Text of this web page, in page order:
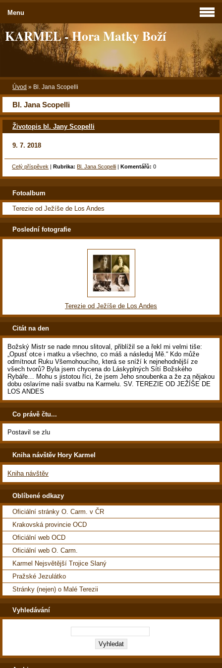
KARMEL - Hora Matky Boží
Úvod » Bl. Jana Scopelli
Bl. Jana Scopelli
Životopis bl. Jany Scopelli
9. 7. 2018
Celý příspěvek |Rubrika: Bl. Jana Scopelli |Komentářů: 0
Menu
Fotoalbum
Terezie od Ježíše de Los Andes
Poslední fotografie
Terezie od Ježíše de Los Andes
Citát na den
Božský Mistr se nade mnou slitoval, přiblížil se a řekl mi velmi tiše:
„Opusť otce i matku a všechno, co máš a následuj Mě.“ Kdo může
odmítnout Ruku Všemohoucího, která se sníží k nejnehodnější ze
všech tvorů? Byla jsem chycena do Láskyplných Sítí Božského
Rybáře… Mohu s jistotou říci, že jsem Jeho snoubenka a že za nějakou
dobu oslavíme naši svatbu na Karmelu. SV. TEREZIE OD JEŽÍŠE DE
LOS ANDES
Co právě čtu...
Postavil se zlu
Kniha návštěv Hory Karmel
Kniha návštěv
Oblíbené odkazy
Oficiální stránky O. Carm. v ČR
Krakovská provincie OCD
Oficiální web OCD
Oficiální web O. Carm.
Karmel Nejsvětější Trojice Slaný
Pražské Jezulátko
Stránky (nejen) o Malé Terezii
Vyhledávání